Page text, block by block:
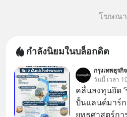
โฆษณา
กำลังนิยมในบล็อกดิต
กรุงเทพธุรกิจ
วันนี้ เวลา
คลื่นลงทุนยึด
ปั้นแลนด์มาร์
ยุทธศาสตร์ก